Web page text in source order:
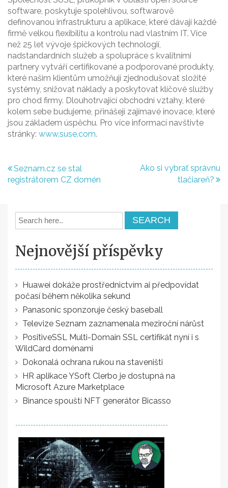
software, poskytuje spolehlivou, softwarově
definovanou infrastrukturu a aplikace, které dávají každé
firmě velkou flexibilitu a kontrolu nad vlastním IT. Více
než 25 let vývoje špičkových technologií,
nadstandardních služeb a spolupráce s kvalitními
partnery vytváří certifikované a podporované produkty,
které našim klientům umožňují zjednodušovat složité
systémy, snižovat náklady a poskytovat klíčové služby
pro chod firmy. Dlouhotrvající obchodní vztahy, které
kolem sebe budujeme, přinášejí zajímavé inovace, které
jsou základem úspěchu. Pro více informací navštivte
stránky: www.suse.com.
Navigace
pro
Seznam.cz se stal
registrátorem CZ domén
Ako si vybrať správnu
tlačiareň?
Nejnovější příspěvky
Huawei dokáže prostřednictvím ai předpovídat
počasí během několika sekund
Panasonic sponzoruje český baseball
Televize Seznam zaznamenala meziroční nárůst
PositiveSSL Multi-Domain SSL certifikát nyní i s
WildCard doménami
Dokonalá ochrana rukou na staveništi
HR aplikace YSoft Clerbo je dostupná na
Microsoft Azure Marketplace
Binance spouští NFT generátor Bicasso